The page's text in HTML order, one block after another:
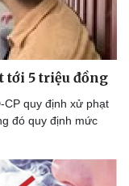
tới 5 triệu đồng
quy định xử phạt
đó quy định mức